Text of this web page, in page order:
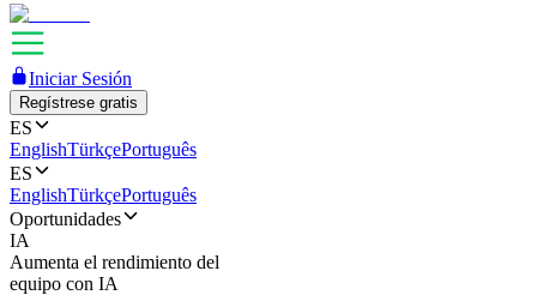
Iniciar Sesión
Regístrese gratis
ES
EnglishTürkçePortuguês
ES
EnglishTürkçePortuguês
Oportunidades
IA
Aumenta el rendimiento del
equipo con IA